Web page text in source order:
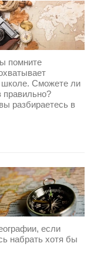
помните
Сможете ли
правильно?
разбираетесь в
если
набрать хотя бы